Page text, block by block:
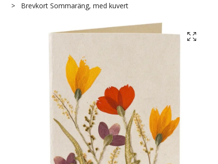
Brevkort Sommaräng, med kuvert